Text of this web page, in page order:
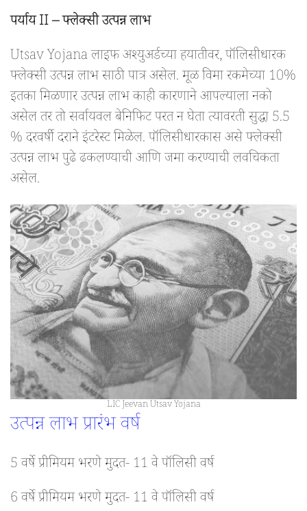
पर्याय II – फ्लेक्सी उत्पन्न लाभ
Utsav Yojana लाइफ अश्युअर्डच्या हयातीवर, पॉलिसीधारक
फ्लेक्सी उत्पन्न लाभ साठी पात्र असेल. मूळ विमा रकमेच्या 10%
इतका मिळणार उत्पन्न लाभ काही कारणाने आपल्याला नको
असेल तर तो सर्वायवल बेनिफिट परत न घेता त्यावरती सुद्धा 5.5
% दरवर्षी दराने इंटरेस्ट मिळेल. पॉलिसीधारकास असे फ्लेक्सी
उत्पन्न लाभ पुढे ढकलण्याची आणि जमा करण्याची लवचिकता
असेल.
LIC Jeevan Utsav Yojana
उत्पन्न लाभ प्रारंभ वर्ष
5 वर्षे प्रीमियम भरणे मुदत- 11 वे पॉलिसी वर्ष
6 वर्षे प्रीमियम भरणे मुदत- 11 वे पॉलिसी वर्ष